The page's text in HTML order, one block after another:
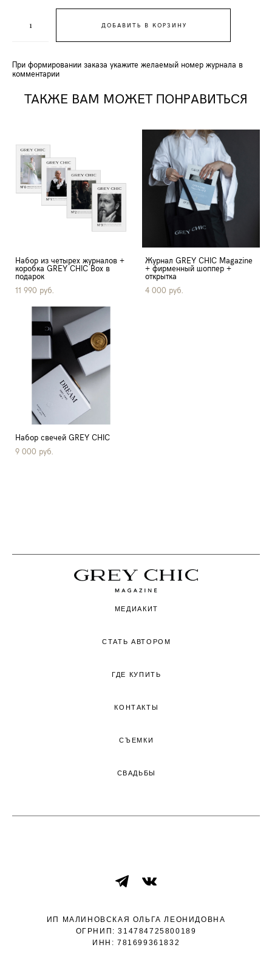
ДОБАВИТЬ В КОРЗИНУ
При формировании заказа укажите желаемый номер журнала в
комментарии
ТАКЖЕ ВАМ МОЖЕТ ПОНРАВИТЬСЯ
Набор из четырех журналов +
коробка GREY CHIC Box в
подарок
11 990 pуб.
Журнал GREY CHIC Magazine
+ фирменный шоппер +
открытка
4 000 pуб.
Набор свечей GREY CHIC
9 000 pуб.
МЕДИАКИТ
СТАТЬ АВТОРОМ
ГДЕ КУПИТЬ
КОНТАКТЫ
СЪЕМКИ
СВАДЬБЫ
ИП МАЛИНОВСКАЯ ОЛЬГА ЛЕОНИДОВНА
ОГРНИП: 314784725800189
ИНН: 781699361832